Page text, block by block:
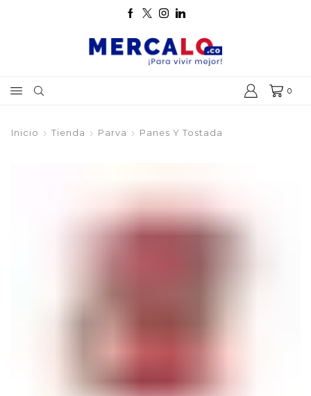
0
Inicio Tienda Parva Panes Y Tostada